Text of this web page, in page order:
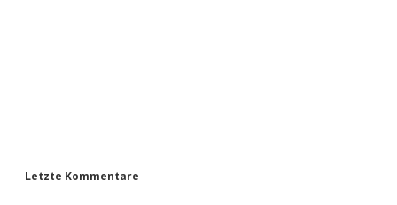
Letzte Kommentare